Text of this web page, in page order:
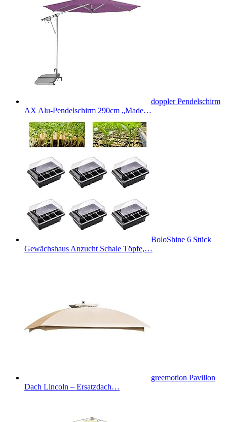
doppler Pendelschirm
AX Alu-Pendelschirm 290cm „Made…
BoloShine 6 Stück
Gewächshaus Anzucht Schale Töpfe,…
greemotion Pavillon
Dach Lincoln – Ersatzdach…